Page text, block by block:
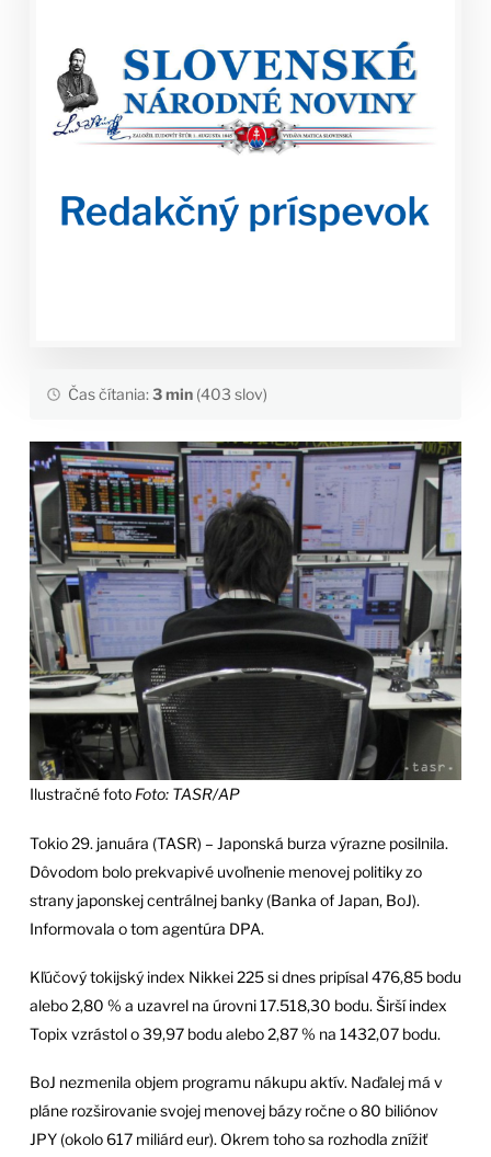
Čas čítania:3 min(403 slov)
Ilustračné fotoFoto: TASR/AP
Tokio 29. januára (TASR) – Japonská burza výrazne posilnila.
Dôvodom bolo prekvapivé uvoľnenie menovej politiky zo
strany japonskej centrálnej banky (Banka of Japan, BoJ).
Informovala o tom agentúra DPA.
Kľúčový tokijský index Nikkei 225 si dnes pripísal 476,85 bodu
alebo 2,80 % a uzavrel na úrovni 17.518,30 bodu. Širší index
Topix vzrástol o 39,97 bodu alebo 2,87 % na 1432,07 bodu.
BoJ nezmenila objem programu nákupu aktív. Naďalej má v
pláne rozširovanie svojej menovej bázy ročne o 80 biliónov
JPY (okolo 617 miliárd eur). Okrem toho sa rozhodla znížiť